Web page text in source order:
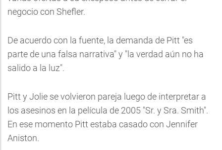
negocio con Shefler.
De acuerdo con la fuente, la demanda de Pitt "es
parte de una falsa narrativa" y "la verdad aún no ha
salido a la luz".
Pitt y Jolie se volvieron pareja luego de interpretar a
los asesinos en la película de 2005 "Sr. y Sra. Smith".
En ese momento Pitt estaba casado con Jennifer
Aniston.